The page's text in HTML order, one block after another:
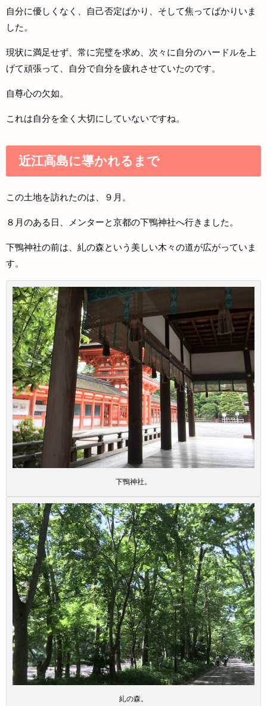
自分に優しくなく、自己否定ばかり、そして焦ってばかりいま
した。
現状に満足せず、常に完璧を求め、次々に自分のハードルを上
げて頑張って、自分で自分を疲れさせていたのです。
自尊心の欠如。
これは自分を全く大切にしていないですね。
近江高島に導かれるまで
この土地を訪れたのは、９月。
８月のある日、メンターと京都の下鴨神社へ行きました。
下鴨神社の前は、糺の森という美しい木々の道が広がっていま
す。
下鴨神社。
糺の森。